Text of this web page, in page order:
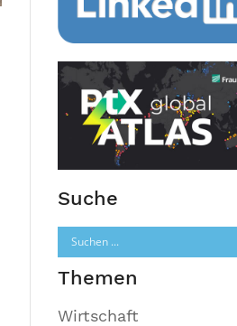
Suche
Themen
Wirtschaft